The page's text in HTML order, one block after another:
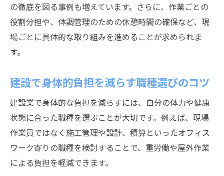
の徹底を図る事例も増えています。さらに、作業ごとの
役割分担や、体調管理のための休憩時間の確保など、現
場ごとに具体的な取り組みを進めることが求められま
す。
建設で身体的負担を減らす職種選びのコツ
建設業で身体的な負担を減らすには、自分の体力や健康
状態に合った職種を選ぶことが大切です。例えば、現場
作業員ではなく施工管理や設計、積算といったオフィス
ワーク寄りの職種を検討することで、重労働や屋外作業
による負担を軽減できます。